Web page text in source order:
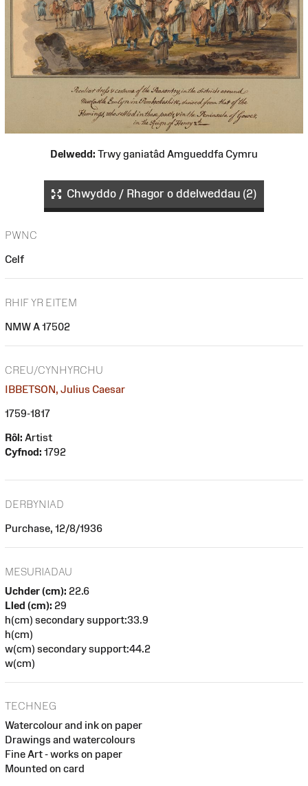
Delwedd: Trwy ganiatâd Amgueddfa Cymru
Chwyddo / Rhagor o ddelweddau (2)
PWNC
Celf
RHIF YR EITEM
NMW A 17502
CREU/CYNHYRCHU
IBBETSON, Julius Caesar
1759-1817
Rôl: Artist
Cyfnod: 1792
DERBYNIAD
Purchase, 12/8/1936
MESURIADAU
Uchder (cm): 22.6
Lled (cm): 29
h(cm) secondary support:33.9
h(cm)
w(cm) secondary support:44.2
w(cm)
TECHNEG
Watercolour and ink on paper
Drawings and watercolours
Fine Art - works on paper
Mounted on card